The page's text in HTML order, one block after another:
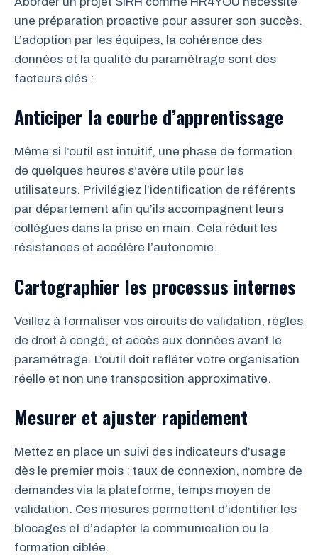
une préparation proactive pour assurer son succès.
L’adoption par les équipes, la cohérence des
données et la qualité du paramétrage sont des
facteurs clés :
Anticiper la courbe d’apprentissage
Même si l’outil est intuitif, une phase de formation
de quelques heures s’avère utile pour les
utilisateurs. Privilégiez l’identification de référents
par département afin qu’ils accompagnent leurs
collègues dans la prise en main. Cela réduit les
résistances et accélère l’autonomie.
Cartographier les processus internes
Veillez à formaliser vos circuits de validation, règles
de droit à congé, et accès aux données avant le
paramétrage. L’outil doit refléter votre organisation
réelle et non une transposition approximative.
Mesurer et ajuster rapidement
Mettez en place un suivi des indicateurs d’usage
dès le premier mois : taux de connexion, nombre de
demandes via la plateforme, temps moyen de
validation. Ces mesures permettent d’identifier les
blocages et d’adapter la communication ou la
formation ciblée.